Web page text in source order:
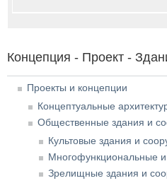
Концепция - Проект -
Проекты и концепции
Концептуальные
Общественные здания и
Культовые здания и
Многофункциональные
Зрелищные здания и